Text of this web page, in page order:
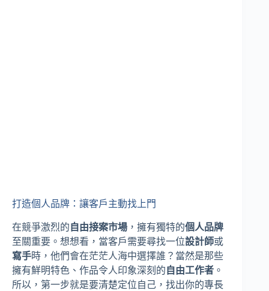
打造個人品牌：讓客戶主動找上門
在競爭激烈的 自由接案市場 ，擁有獨特的個人品牌
至關重要。想想看，當客戶需要尋找一位設計師或
寫手時，他們會在茫茫人海中選擇誰？當然是那些
擁有鮮明特色、作品令人印象深刻的 自由工作者 。
所以，第一步就是要清楚定位自己，找出你的專長